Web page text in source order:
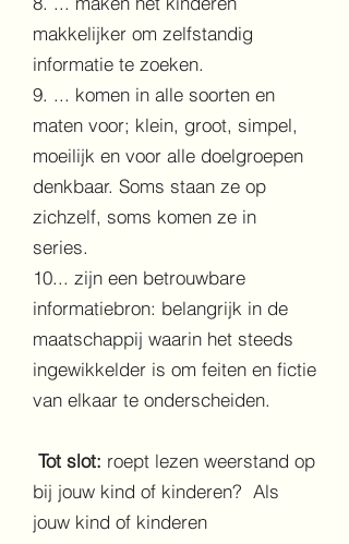
makkelijker om zelfstandig
informatie te zoeken.
9. ... komen in alle soorten en
maten voor; klein, groot, simpel,
moeilijk en voor alle doelgroepen
denkbaar. Soms staan ze op
zichzelf, soms komen ze in
series.
10... zijn een betrouwbare
informatiebron: belangrijk in de
maatschappij waarin het steeds
ingewikkelder is om feiten en fictie
van elkaar te onderscheiden.
Tot slot: roept lezen weerstand op
bij jouw kind of kinderen? Als
jouw kind of kinderen